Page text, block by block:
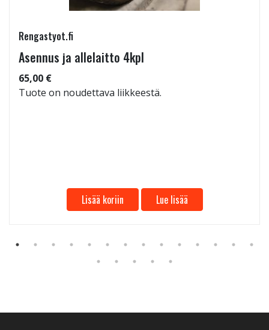
Rengastyot.fi
Asennus ja allelaitto 4kpl
65,00 €
Tuote on noudettava liikkeestä.
Lisää koriin Lue lisää